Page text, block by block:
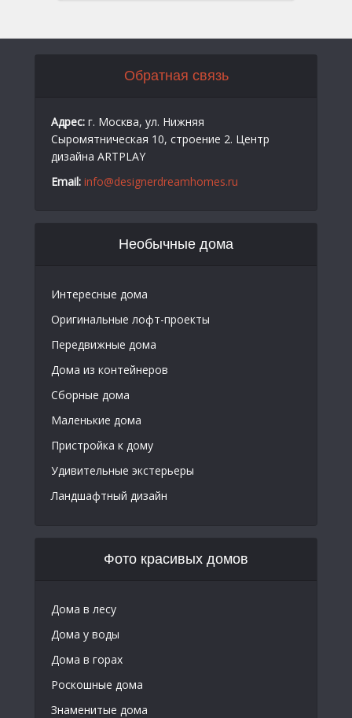
Обратная связь
Адрес: г. Москва, ул. Нижняя
Сыромятническая 10, строение 2. Центр
дизайна ARTPLAY
Email: info@designerdreamhomes.ru
Необычные дома
Интересные дома
Оригинальные лофт-проекты
Передвижные дома
Дома из контейнеров
Сборные дома
Маленькие дома
Пристройка к дому
Удивительные экстерьеры
Ландшафтный дизайн
Фото красивых домов
Дома в лесу
Дома у воды
Дома в горах
Роскошные дома
Знаменитые дома